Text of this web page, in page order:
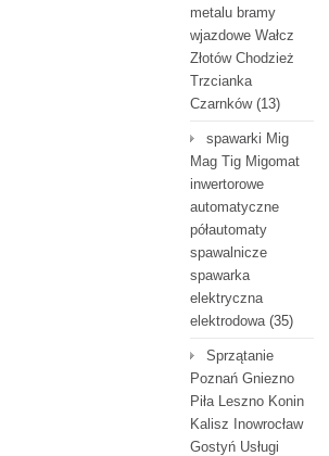
metalu bramy
wjazdowe Wałcz
Złotów Chodzież
Trzcianka
Czarnków(13)
spawarki Mig
Mag Tig Migomat
inwertorowe
automatyczne
półautomaty
spawalnicze
spawarka
elektryczna
elektrodowa(35)
Sprzątanie
Poznań Gniezno
Piła Leszno Konin
Kalisz Inowrocław
Gostyń Usługi